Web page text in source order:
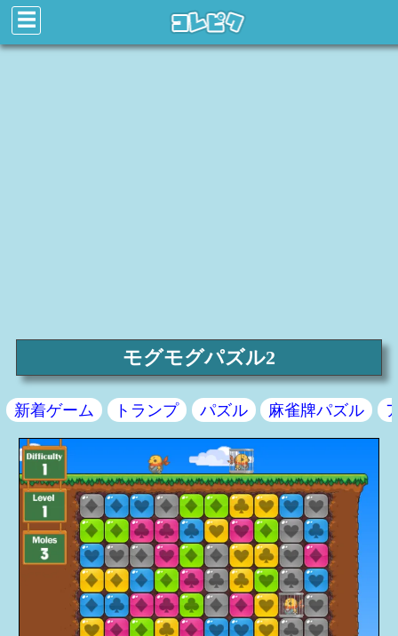
☰
モグモグパズル2
新着ゲーム トランプ パズル 麻雀牌パズル